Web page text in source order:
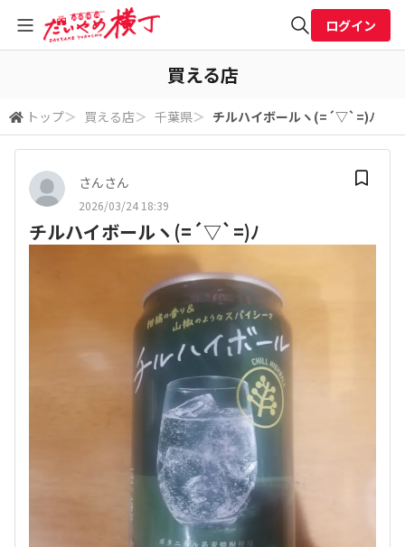
検索
ログイン
買える店
トップ＞ 買える店＞ 千葉県＞ チルハイボールヽ(=´▽`=)ﾉ
さんさん
2026/03/24 18:39
チルハイボールヽ(=´▽`=)ﾉ